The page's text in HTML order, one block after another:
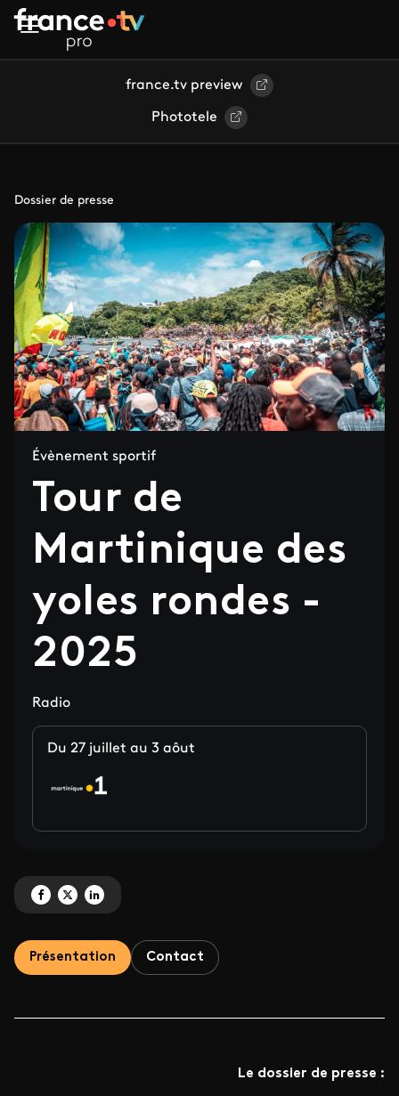
Aller au contenu principal
france.tv preview
Phototele
Dossier de presse
Évènement sportif
Tour de
Martinique des
yoles rondes -
2025
Radio
Du 27 juillet au 3 aôut
Partagez 'Tour de Martinique des yoles rondes - 2025' sur Facebook
Partagez 'Tour de Martinique des yoles rondes - 2025' sur X
Partagez 'Tour de Martinique des yoles rondes - 2025' sur
Présentation Contact
Le dossier de presse :